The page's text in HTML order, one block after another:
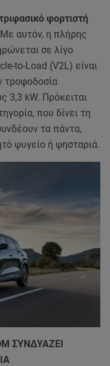
φορτιστή
Με αυτόν, η πλήρης
σε λίγο
to-Load (V2L) είναι
τροφοδοσία
3,3 kW. Πρόκειται
που δίνει τη
τα πάντα,
ψυγείο ή ψησταριά.
ΣΥΝΔΥΑΖΕΙ